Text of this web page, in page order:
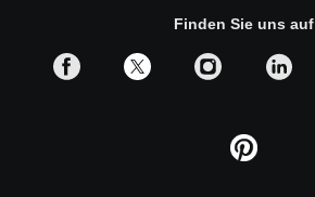
Finden Sie uns auf